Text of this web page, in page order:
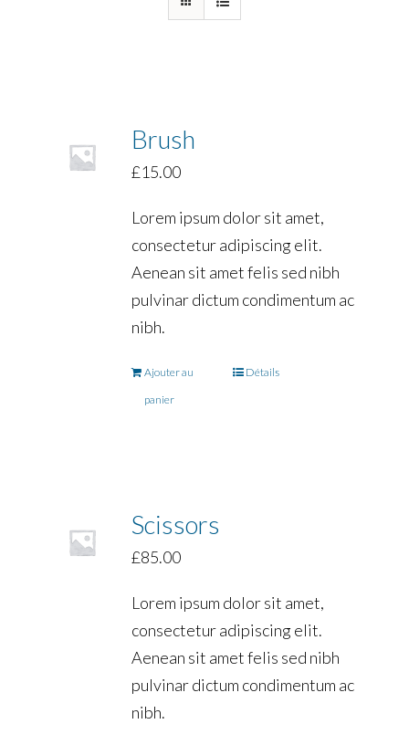
Brush
£15.00
Lorem ipsum dolor sit amet,
consectetur adipiscing elit.
Aenean sit amet felis sed nibh
pulvinar dictum condimentum ac
nibh.
Ajouter au
panier
Détails
Scissors
£85.00
Lorem ipsum dolor sit amet,
consectetur adipiscing elit.
Aenean sit amet felis sed nibh
pulvinar dictum condimentum ac
nibh.